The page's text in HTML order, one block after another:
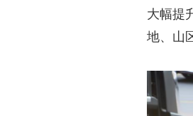
大幅提
地、山